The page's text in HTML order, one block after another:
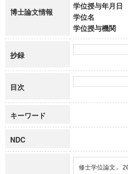
博士論文情報
学位授与年月日
学位名
学位授与機関
抄録
目次
キーワード
NDC
修士学位論文.